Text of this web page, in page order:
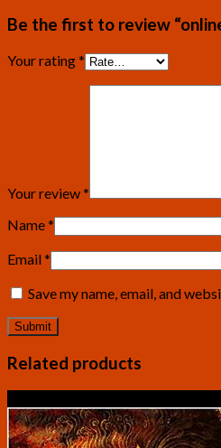
Be the first to review
Your rating*
Your review*
Name*
Email*
Save my name, email, and
Related products